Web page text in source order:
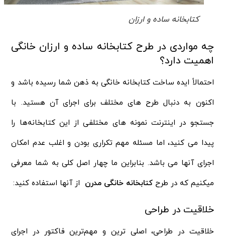
کتابخانه ساده و ارزان
چه مواردی در طرح کتابخانه ساده و ارزان خانگی
اهمیت دارد؟
احتمالاً ایده ساخت کتابخانه خانگی به ذهن شما رسیده باشد و
اکنون به دنبال طرح های مختلف برای اجرای آن هستید. با
جستجو در اینترنت نمونه های مختلفی از این کتابخانه‌ها را
پیدا می کنید، اما مسئله مهم تکراری بودن و اغلب عدم امکان
اجرای آنها می باشد. بنابراین ما چهار اصل کلی به شما معرفی
میکنیم که در طرحکتابخانه خانگی مدرن از آنها استفاده کنید:
خلاقیت در طراحی
خلاقیت در طراحی، اصلی ترین و مهم‌ترین فاکتور در اجرای